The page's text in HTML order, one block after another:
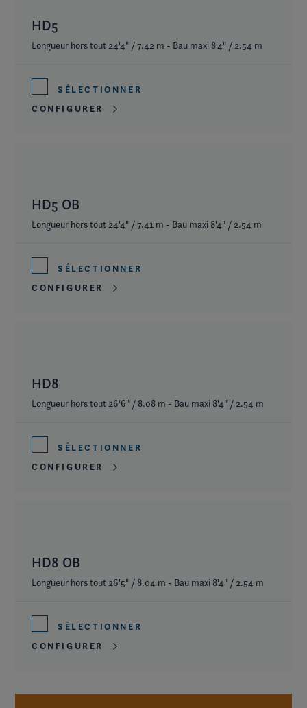
HD5
Longueur hors tout 24'4" / 7.42 m - Bau maxi 8'4" / 2.54 m
SÉLECTIONNER
CONFIGURER
HD5 OB
Longueur hors tout 24'4" / 7.41 m - Bau maxi 8'4" / 2.54 m
SÉLECTIONNER
CONFIGURER
HD8
Longueur hors tout 26'6" / 8.08 m - Bau maxi 8'4" / 2.54 m
SÉLECTIONNER
CONFIGURER
HD8 OB
Longueur hors tout 26'5" / 8.04 m - Bau maxi 8'4" / 2.54 m
SÉLECTIONNER
CONFIGURER